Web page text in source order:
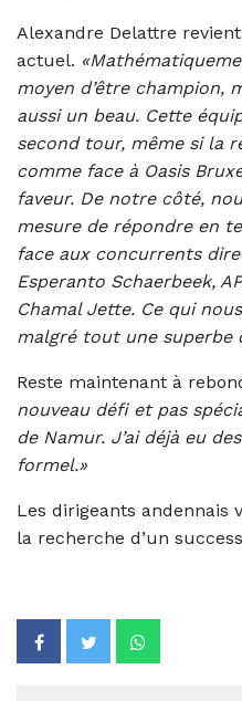
Alexandre Delattre
actuel.
moyen d’être champion,
aussi un beau. Cette
second tour, même si la
comme face à Oasis
faveur. De notre côté,
mesure de répondre en
face aux concurrents
Esperanto Schaerbeek,
Chamal Jette. Ce qui
malgré tout une superbe
Reste maintenant à
nouveau défi et pas
de Namur. J’ai déjà eu
formel.»
Les dirigeants andennais
la recherche d’un